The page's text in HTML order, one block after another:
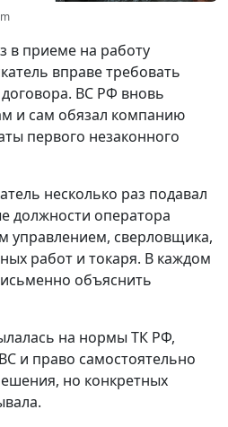
в приеме на работу
вправе требовать
ВС РФ вновь
и сам обязал компанию
первого незаконного
несколько раз подавал
должности оператора
управлением, сверловщика,
работ и токаря. В каждом
объяснить
на нормы ТК РФ,
и право самостоятельно
но конкретных